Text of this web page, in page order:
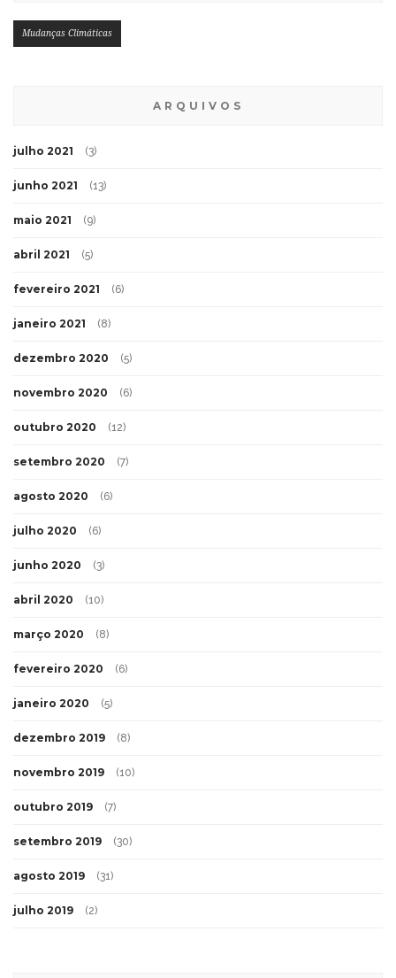
Mudanças Climáticas
ARQUIVOS
julho 2021 (3)
junho 2021 (13)
maio 2021 (9)
abril 2021 (5)
fevereiro 2021 (6)
janeiro 2021 (8)
dezembro 2020 (5)
novembro 2020 (6)
outubro 2020 (12)
setembro 2020 (7)
agosto 2020 (6)
julho 2020 (6)
junho 2020 (3)
abril 2020 (10)
março 2020 (8)
fevereiro 2020 (6)
janeiro 2020 (5)
dezembro 2019 (8)
novembro 2019 (10)
outubro 2019 (7)
setembro 2019 (30)
agosto 2019 (31)
julho 2019 (2)